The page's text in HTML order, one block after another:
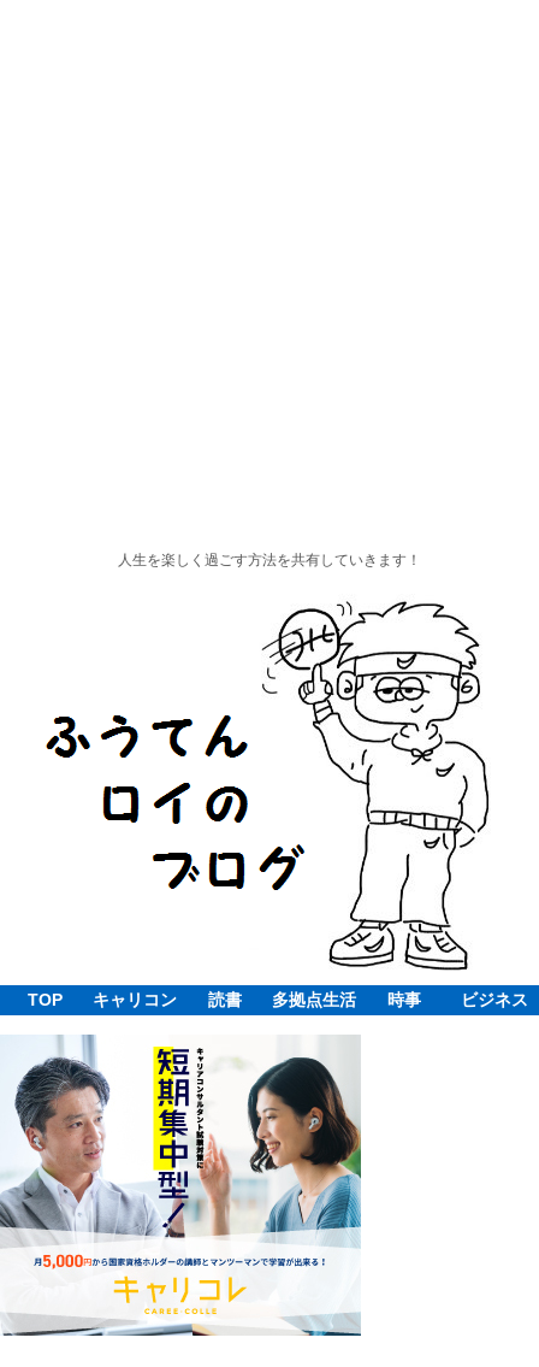
人生を楽しく過ごす方法を共有していきます！
TOP キャリコン 読書 多拠点生活 時事 ビジネス